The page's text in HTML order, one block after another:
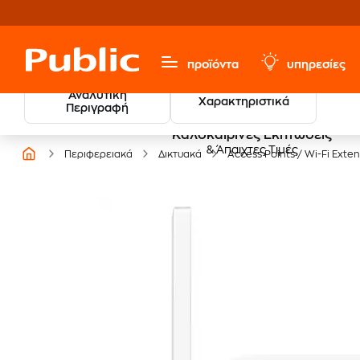
προϊόντα υπηρεσίες
Αναλυτική
Περιγραφή
Χαρακτηριστικά
Καλοκαιρινές Εκπτώσεις
& Άπαιχτες Τιμές
Περιφερειακά Δικτυακά Access Points / Wi-Fi